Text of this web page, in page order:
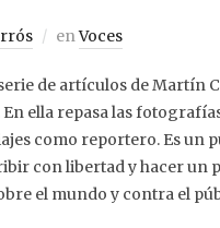
enVoces
de artículos de Martín
ella repasa las
como reportero. Es un
con libertad y hacer un
el mundo y contra el